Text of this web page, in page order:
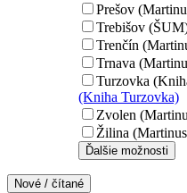
Prešov
Trebišov
Trenčín
Trnava
Turzovka
(Kniha Turzovka)
Zvolen
Žilina
Ďalšie možnosti
Nové / čítané